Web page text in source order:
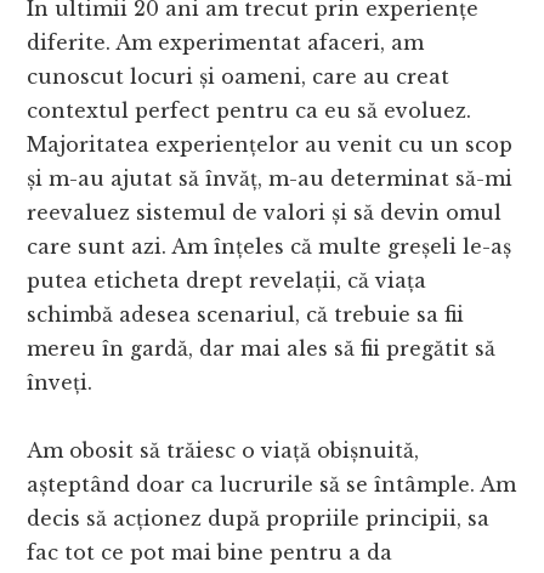
În ultimii 20 ani am trecut prin experiențe
diferite. Am experimentat afaceri, am
cunoscut locuri și oameni, care au creat
contextul perfect pentru ca eu să evoluez.
Majoritatea experiențelor au venit cu un scop
și m-au ajutat să învăț, m-au determinat să-mi
reevaluez sistemul de valori și să devin omul
care sunt azi. Am înțeles că multe greșeli le-aș
putea eticheta drept revelații, că viața
schimbă adesea scenariul, că trebuie sa fii
mereu în gardă, dar mai ales să fii pregătit să
înveți.
Am obosit să trăiesc o viață obișnuită,
așteptând doar ca lucrurile să se întâmple. Am
decis să acționez după propriile principii, sa
fac tot ce pot mai bine pentru a da